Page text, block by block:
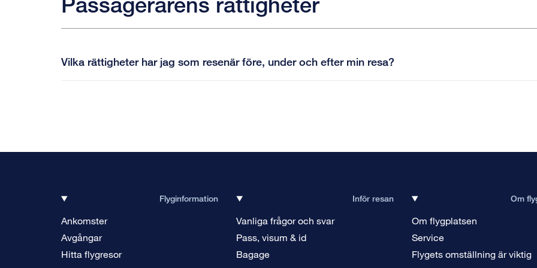
Vilka rättigheter har jag som resenär före, under och efter min resa?
Flyginformation
Ankomster
Avgångar
Hitta flygresor
Inför resan
Vanliga frågor och svar
Pass, visum & id
Bagage
Om
Om flygplatsen
Service
Flygets omställning är viktig